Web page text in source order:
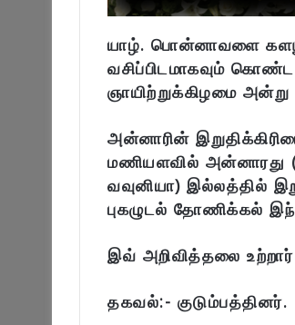
யாழ். பொன்னாவளை
வசிப்பிடமாகவும்
ஞாயிற்றுக்கிழமை
அன்னாரின்
மணியளவில் அன்னாரது
வவுனியா) இல்லத்தில்
புகழுடல் தோணிக்கல்
இவ் அறிவித்தலை
தகவல்:- குடும்பத்தினர்.